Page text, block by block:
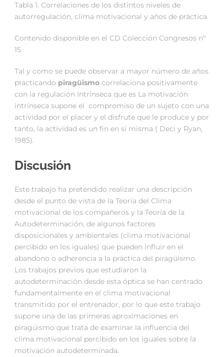
Tabla 1. Correlaciones de los distintos niveles de
autorregulación, clima motivacional y años de práctica.
Contenido disponible en el CD Colección Congresos nº
15
Tal y como se puede observar a mayor número de años
practicando piragüismo correlaciona positivamente
con la regulación Intrínseca que es La motivación
intrínseca supone el compromiso de un sujeto con una
actividad por el placer y el disfrute que le produce y por
tanto, la actividad es un fin en sí misma ( Deci y Ryan,
1985).
Discusión
Este trabajo ha pretendido realizar una descripción
desde el punto de vista de la Teoría del Clima
motivacional de los compañeros y la Teoría de la
Autodeterminación, de algunos factores
disposicionales y ambientales (clima motivacional
percibido en los iguales) que pueden influir en el
abandono o adherencia a la práctica del piragüismo.
Los trabajos previos que estudiaron la
autodeterminación desde esta óptica se han centrado
fundamentalmente en el clima motivacional
transmitido por el entrenador, por lo que este trabajo
supone una de las primeras aproximaciones en
piragüismo que trata de examinar la influencia del
clima motivacional percibido en los iguales sobre la
motivación autodeterminada.